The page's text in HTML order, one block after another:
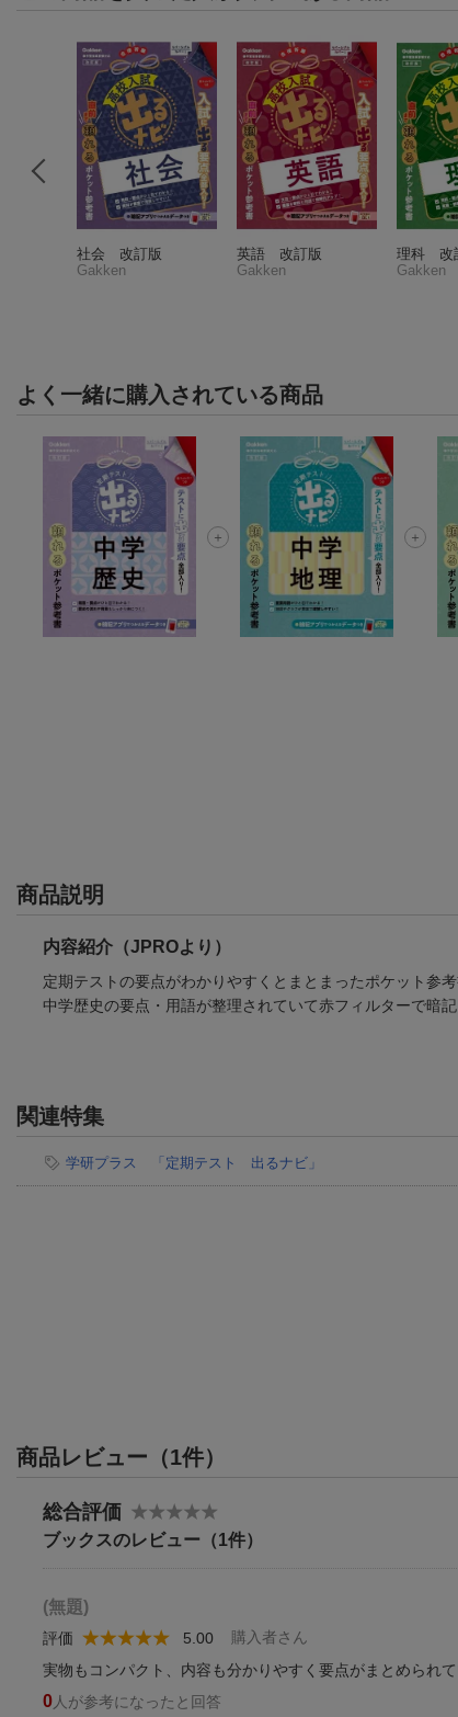
社会 改訂版
Gakken
英語 改訂版
Gakken
理科 改
Gakken
よく一緒に購入されている商品
商品説明
内容紹介（JPROより）
定期テストの要点がわかりやすくとまとまったポケット参
中学歴史の要点・用語が整理されていて赤フィルターで暗
関連特集
学研プラス 「定期テスト 出るナビ」
商品レビュー（1件）
総合評価
ブックスのレビュー（1件）
(無題)
購入者さん
評価 5.00
実物もコンパクト、内容も分かりやすく要点がまとめられ
0 人が参考になったと回答